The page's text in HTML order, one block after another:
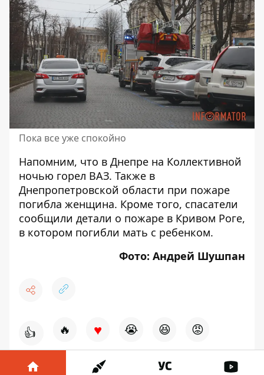
Пока все уже спокойно
Напомним, что в Днепре на Коллективной
ночью горел ВАЗ. Также в
Днепропетровской области при пожаре
погибла женщина. Кроме того, спасатели
сообщили детали о пожаре в Кривом Роге,
в котором погибли мать с ребенком.
Фото: Андрей Шушпан
👍 🔥 ♥ 😭 😆 😡